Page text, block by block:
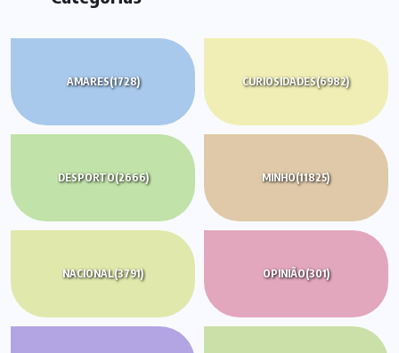
AMARES(1728) CURIOSIDADES(6982)
DESPORTO(2666) MINHO(11825)
NACIONAL(3791) OPINIÃO(301)